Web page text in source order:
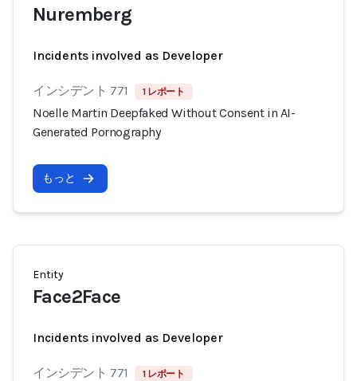
Nuremberg
Incidents involved as Developer
インシデント 771 1 レポート
Noelle Martin Deepfaked Without Consent in AI-
Generated Pornography
もっと
Entity
Face2Face
Incidents involved as Developer
インシデント 771 1 レポート